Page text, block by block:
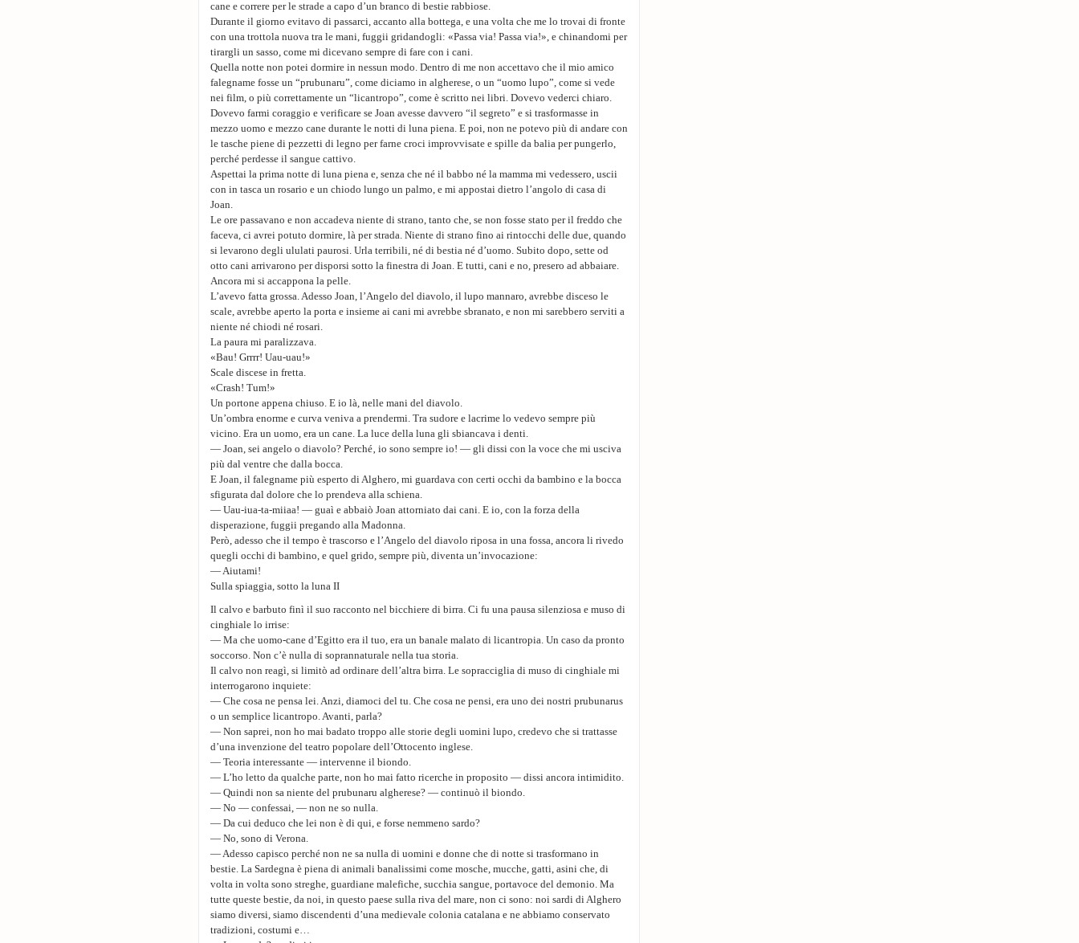
cane e correre per le strade a capo d’un branco di bestie rabbiose.
Durante il giorno evitavo di passarci, accanto alla bottega, e una volta che me lo trovai di fronte
con una trottola nuova tra le mani, fuggii gridandogli: «Passa via! Passa via!», e chinandomi per
tirargli un sasso, come mi dicevano sempre di fare con i cani.
Quella notte non potei dormire in nessun modo. Dentro di me non accettavo che il mio amico
falegname fosse un “prubunaru”, come diciamo in algherese, o un “uomo lupo”, come si vede
nei film, o più correttamente un “licantropo”, come è scritto nei libri. Dovevo vederci chiaro.
Dovevo farmi coraggio e verificare se Joan avesse davvero “il segreto” e si trasformasse in
mezzo uomo e mezzo cane durante le notti di luna piena. E poi, non ne potevo più di andare con
le tasche piene di pezzetti di legno per farne croci improvvisate e spille da balia per pungerlo,
perché perdesse il sangue cattivo.
Aspettai la prima notte di luna piena e, senza che né il babbo né la mamma mi vedessero, uscii
con in tasca un rosario e un chiodo lungo un palmo, e mi appostai dietro l’angolo di casa di
Joan.
Le ore passavano e non accadeva niente di strano, tanto che, se non fosse stato per il freddo che
faceva, ci avrei potuto dormire, là per strada. Niente di strano fino ai rintocchi delle due, quando
si levarono degli ululati paurosi. Urla terribili, né di bestia né d’uomo. Subito dopo, sette od
otto cani arrivarono per disporsi sotto la finestra di Joan. E tutti, cani e no, presero ad abbaiare.
Ancora mi si accappona la pelle.
L’avevo fatta grossa. Adesso Joan, l’Angelo del diavolo, il lupo mannaro, avrebbe disceso le
scale, avrebbe aperto la porta e insieme ai cani mi avrebbe sbranato, e non mi sarebbero serviti a
niente né chiodi né rosari.
La paura mi paralizzava.
«Bau! Grrrr! Uau-uau!»
Scale discese in fretta.
«Crash! Tum!»
Un portone appena chiuso. E io là, nelle mani del diavolo.
Un’ombra enorme e curva veniva a prendermi. Tra sudore e lacrime lo vedevo sempre più
vicino. Era un uomo, era un cane. La luce della luna gli sbiancava i denti.
— Joan, sei angelo o diavolo? Perché‚ io sono sempre io! — gli dissi con la voce che mi usciva
più dal ventre che dalla bocca.
E Joan, il falegname più esperto di Alghero, mi guardava con certi occhi da bambino e la bocca
sfigurata dal dolore che lo prendeva alla schiena.
— Uau-iua-ta-miiaa! — guaì e abbaiò Joan attorniato dai cani. E io, con la forza della
disperazione, fuggii pregando alla Madonna.
Però, adesso che il tempo è trascorso e l’Angelo del diavolo riposa in una fossa, ancora li rivedo
quegli occhi di bambino, e quel grido, sempre più, diventa un’invocazione:
— Aiutami!
Sulla spiaggia, sotto la luna II
Il calvo e barbuto finì il suo racconto nel bicchiere di birra. Ci fu una pausa silenziosa e muso di
cinghiale lo irrise:
— Ma che uomo-cane d’Egitto era il tuo, era un banale malato di licantropia. Un caso da pronto
soccorso. Non c’è nulla di soprannaturale nella tua storia.
Il calvo non reagì, si limitò ad ordinare dell’altra birra. Le sopracciglia di muso di cinghiale mi
interrogarono inquiete:
— Che cosa ne pensa lei. Anzi, diamoci del tu. Che cosa ne pensi, era uno dei nostri prubunarus
o un semplice licantropo. Avanti, parla?
— Non saprei, non ho mai badato troppo alle storie degli uomini lupo, credevo che si trattasse
d’una invenzione del teatro popolare dell’Ottocento inglese.
— Teoria interessante — intervenne il biondo.
— L’ho letto da qualche parte, non ho mai fatto ricerche in proposito — dissi ancora intimidito.
— Quindi non sa niente del prubunaru algherese? — continuò il biondo.
— No — confessai, — non ne so nulla.
— Da cui deduco che lei non è di qui, e forse nemmeno sardo?
— No, sono di Verona.
— Adesso capisco perché non ne sa nulla di uomini e donne che di notte si trasformano in
bestie. La Sardegna è piena di animali banalissimi come mosche, mucche, gatti, asini che, di
volta in volta sono streghe, guardiane malefiche, succhia sangue, portavoce del demonio. Ma
tutte queste bestie, da noi, in questo paese sulla riva del mare, non ci sono: noi sardi di Alghero
siamo diversi, siamo discendenti d’una medievale colonia catalana e ne abbiamo conservato
tradizioni, costumi e…